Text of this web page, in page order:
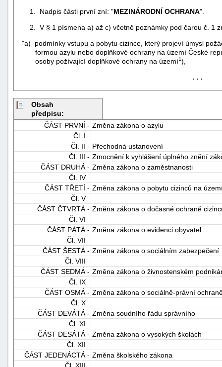
1. Nadpis části první zní: "MEZINÁRODNÍ OCHRANA".
2. V § 1 písmena a) až c) včetně poznámky pod čarou č. 1
"a) podmínky vstupu a pobytu cizince, který projeví úmysl
formou azylu nebo doplňkové ochrany na území České
osoby požívající doplňkové ochrany na území1 ),
. . .
Obsah
předpisu:
ČÁST PRVNÍ - Změna zákona o azylu
Čl. I
Čl. II - Přechodná ustanovení
Čl. III - Zmocnění k vyhlášení úplného znění
ČÁST DRUHÁ - Změna zákona o zaměstnanosti
Čl. IV
ČÁST TŘETÍ - Změna zákona o pobytu cizinců na
Čl. V
ČÁST ČTVRTÁ - Změna zákona o dočasné ochraně
Čl. VI
ČÁST PÁTÁ - Změna zákona o evidenci obyvatel
Čl. VII
ČÁST ŠESTÁ - Změna zákona o sociálním zabezpečení
Čl. VIII
ČÁST SEDMÁ - Změna zákona o živnostenském
Čl. IX
ČÁST OSMÁ - Změna zákona o sociálně-právní
Čl. X
ČÁST DEVÁTÁ - Změna soudního řádu správního
Čl. XI
ČÁST DESÁTÁ - Změna zákona o vysokých školách
Čl. XII
ČÁST JEDENÁCTÁ - Změna školského zákona
Čl. XIII
+náhrady
-
náhrady